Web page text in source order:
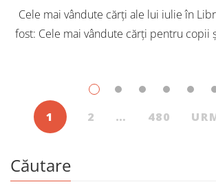
Cele mai vândute cărți ale lui iulie în
fost: Cele mai vândute cărți pentru copii
1 2 … 480
Căutare